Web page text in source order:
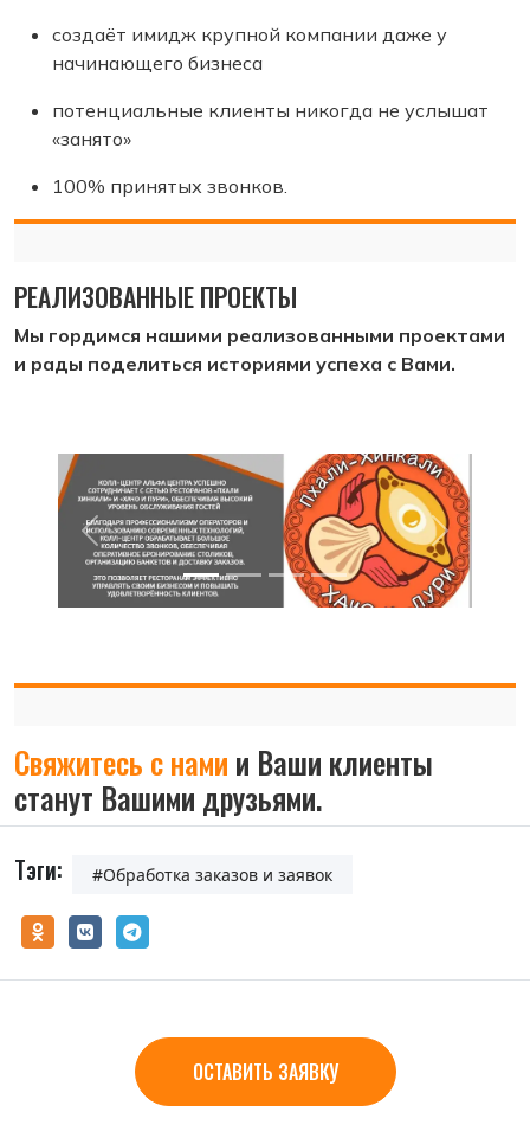
создаёт имидж крупной компании даже у
начинающего бизнеса
потенциальные клиенты никогда не услышат
«занято»
100% принятых звонков.
РЕАЛИЗОВАННЫЕ ПРОЕКТЫ
Мы гордимся нашими реализованными проектами
и рады поделиться историями успеха с Вами.
Назад Вперед
Свяжитесь с нами и Ваши клиенты
станут Вашими друзьями.
Тэги: #Обработка заказов и заявок
ОСТАВИТЬ ЗАЯВКУ